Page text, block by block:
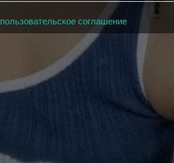
пользовательское соглашение